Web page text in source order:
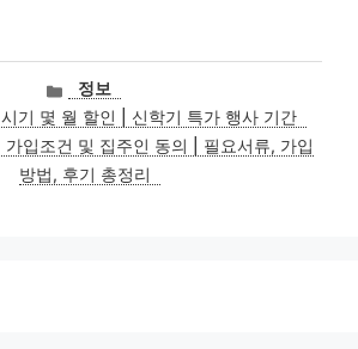
카
테
고
리
정보
기 몇 월 할인 | 신학기 특가 행사 기간
가입조건 및 집주인 동의 | 필요서류, 가입
방법, 후기 총정리